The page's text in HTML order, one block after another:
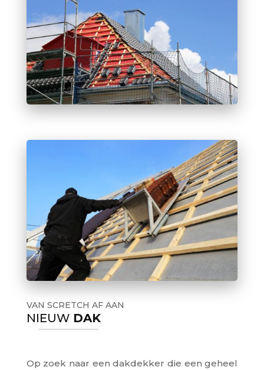
VAN SCRETCH AF AAN
NIEUW DAK
Op zoek naar een dakdekker die een geheel